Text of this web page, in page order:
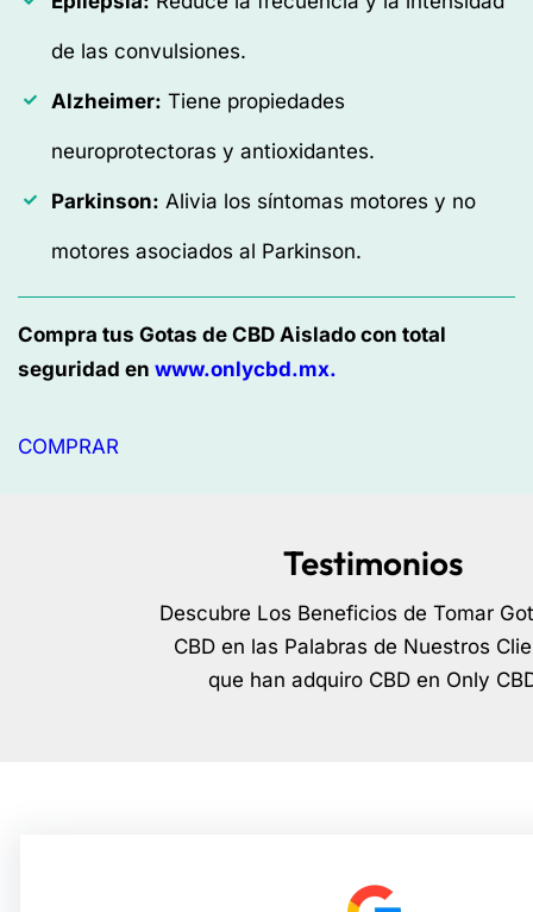
de las convulsiones.
Alzheimer: Tiene propiedades
neuroprotectoras y antioxidantes.
Parkinson: Alivia los síntomas motores y no
motores asociados al Parkinson.
Compra tus Gotas de CBD Aislado con total
seguridad en www.onlycbd.mx.
COMPRAR
Testimonios
Descubre Los Beneficios de Tomar
CBD en las Palabras de Nuestros
que han adquiro CBD en Only